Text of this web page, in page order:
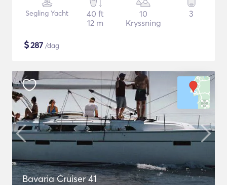
Segling Yacht
40 ft
12 m
10
Kryssning
3
$287 /dag
Bavaria Cruiser 41